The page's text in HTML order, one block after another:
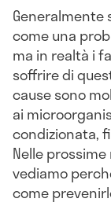
INDICE DEL
Cos’è il
Cause del
Come
Rimedi per
Generalmente
come una
ma in realtà i